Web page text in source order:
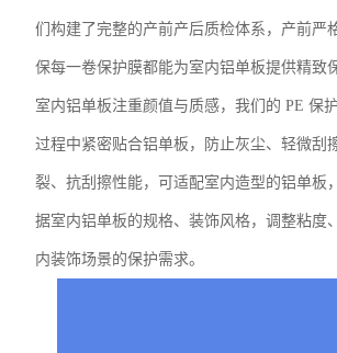
们构建了完整的产前产后质检体系，产前严
保每一卷保护膜都能为室内铝单板提供精致
室内铝单板注重颜值与质感，我们的 PE 保
过程中紧密贴合铝单板，防止灰尘、轻微刮
裂、抗刮擦性能，可适配室内造型的铝单板
据室内铝单板的规格、装饰风格，调整粘度
内装饰场景的保护需求。